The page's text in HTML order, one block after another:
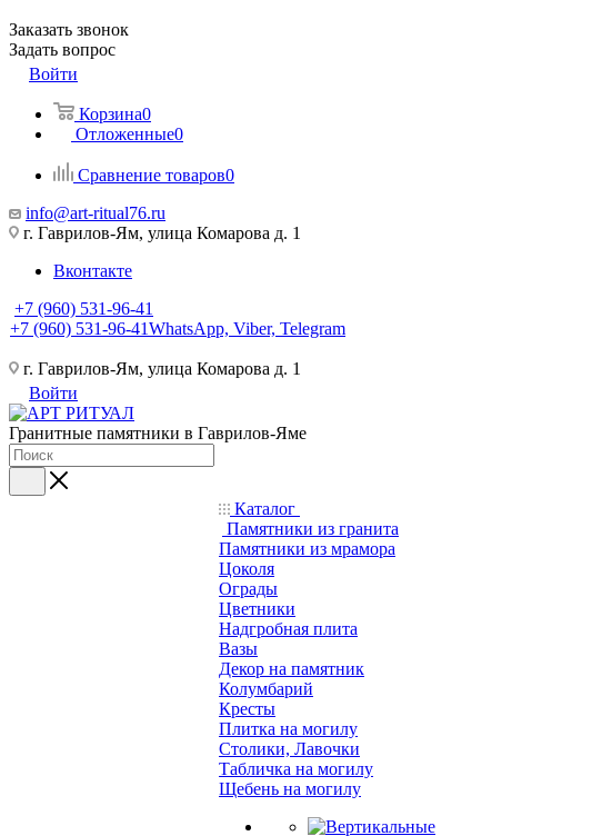
Заказать звонок
Задать вопрос
Войти
Корзина0
Отложенные0
Сравнение товаров0
info@art-ritual76.ru
г. Гаврилов-Ям, улица Комарова д. 1
Вконтакте
+7 (960) 531-96-41
+7 (960) 531-96-41WhatsApp, Viber, Telegram
г. Гаврилов-Ям, улица Комарова д. 1
Войти
Гранитные памятники в Гаврилов-Яме
Каталог
Памятники из гранита
Памятники из мрамора
Цоколя
Ограды
Цветники
Надгробная плита
Вазы
Декор на памятник
Колумбарий
Кресты
Плитка на могилу
Столики, Лавочки
Табличка на могилу
Щебень на могилу